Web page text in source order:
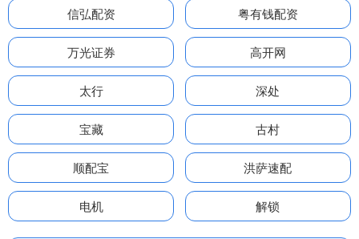
信弘配资 粤有钱配资
万光证券 高开网
太行 深处
宝藏 古村
顺配宝 洪萨速配
电机 解锁